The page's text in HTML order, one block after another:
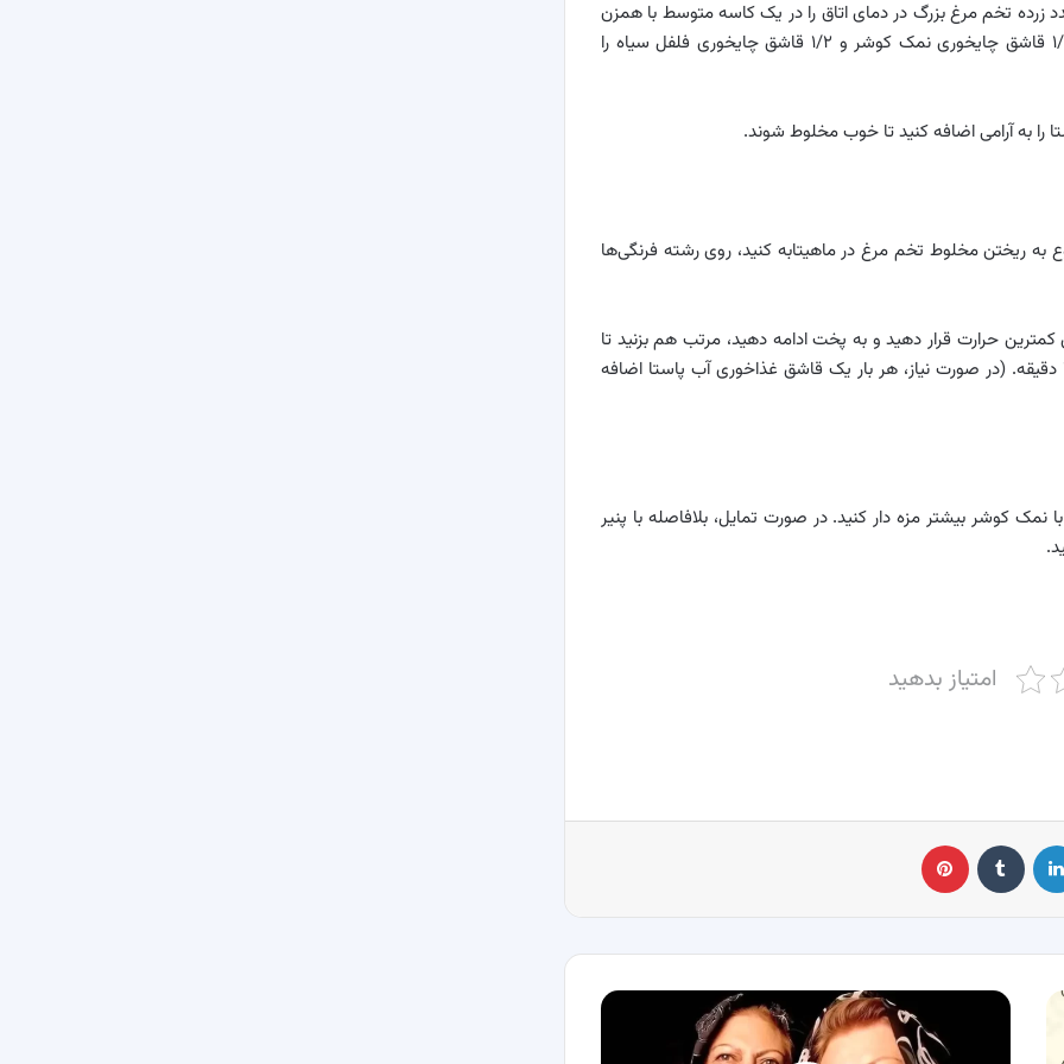
حال، ۴ عدد تخم مرغ بزرگ در دمای اتاق و ۲ عدد زرده تخم مرغ بزرگ در دمای اتاق را در یک کاسه متوسط ​​​​با همزن
بزنید. ۱ و ۱/۲ اونس پنیر پکورینو رومانو رنده شده ریز، ۱/۲ قاشق چایخوری نمک کوشر و ۱/۲ قاشق چایخوری فلفل سیاه را
به ریختن مخلوط تخم مرغ در ماهیتابه کنید، روی رشته فرنگی‌ها
کمترین حرارت قرار دهید و به پخت ادامه دهید، مرتب هم بزنید تا
سس شروع به غلیظ شدن کند و پاستا را بپوشاند، ۱ تا ۲ دقیقه. (در صورت نیاز، هر بار یک قاشق غذاخوری آب پاستا اضافه
نمک کوشر بیشتر مزه دار کنید. در صورت تمایل، بلافاصله با پنیر
امتیاز بدهید
لینکدین ‫تامبلر
به